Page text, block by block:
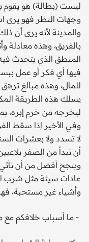
ليست (بطالة) هو يقوم
وجهات النظر فهو يرى
والمدينة لأنه يرى أن
بالفريق، وهذه معادلة
المنطق الذي يتحدث
فيها أي فكر أو عمل
للمال، وهذه مبالغ
يسلك هذه الطريقة
ليخرجه من خرم إبره،
وفي الأخير إذا سقط
لا تسدد ولا بعشرات
أن نبدأ من الصفر
وينجح أفضل من أن نأتي
عادات سيئة مثل شرب
وأشياء غير مستحبة،
- ما أسباب خلافكم